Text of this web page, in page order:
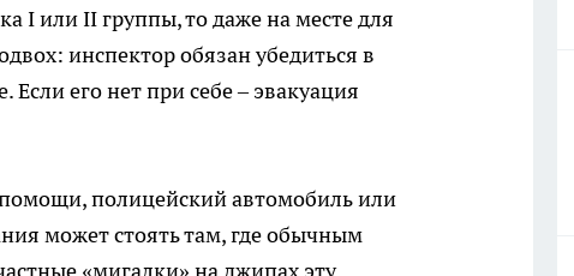
I или II группы, то даже на месте для
инспектор обязан убедиться в
его нет при себе – эвакуация
полицейский автомобиль или
может стоять там, где обычным